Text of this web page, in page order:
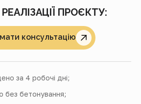
ПРОЄКТУ:
консультацію
за 4 робочі дні;
без бетонування;